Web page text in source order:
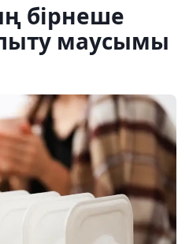
бірнеше
маусымы